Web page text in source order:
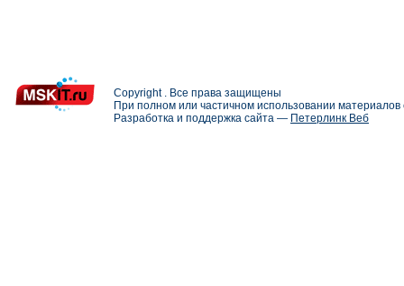
Copyright . Все права защищены
При полном или частичном использовании
Разработка и поддержка сайта — Петерлинк Веб